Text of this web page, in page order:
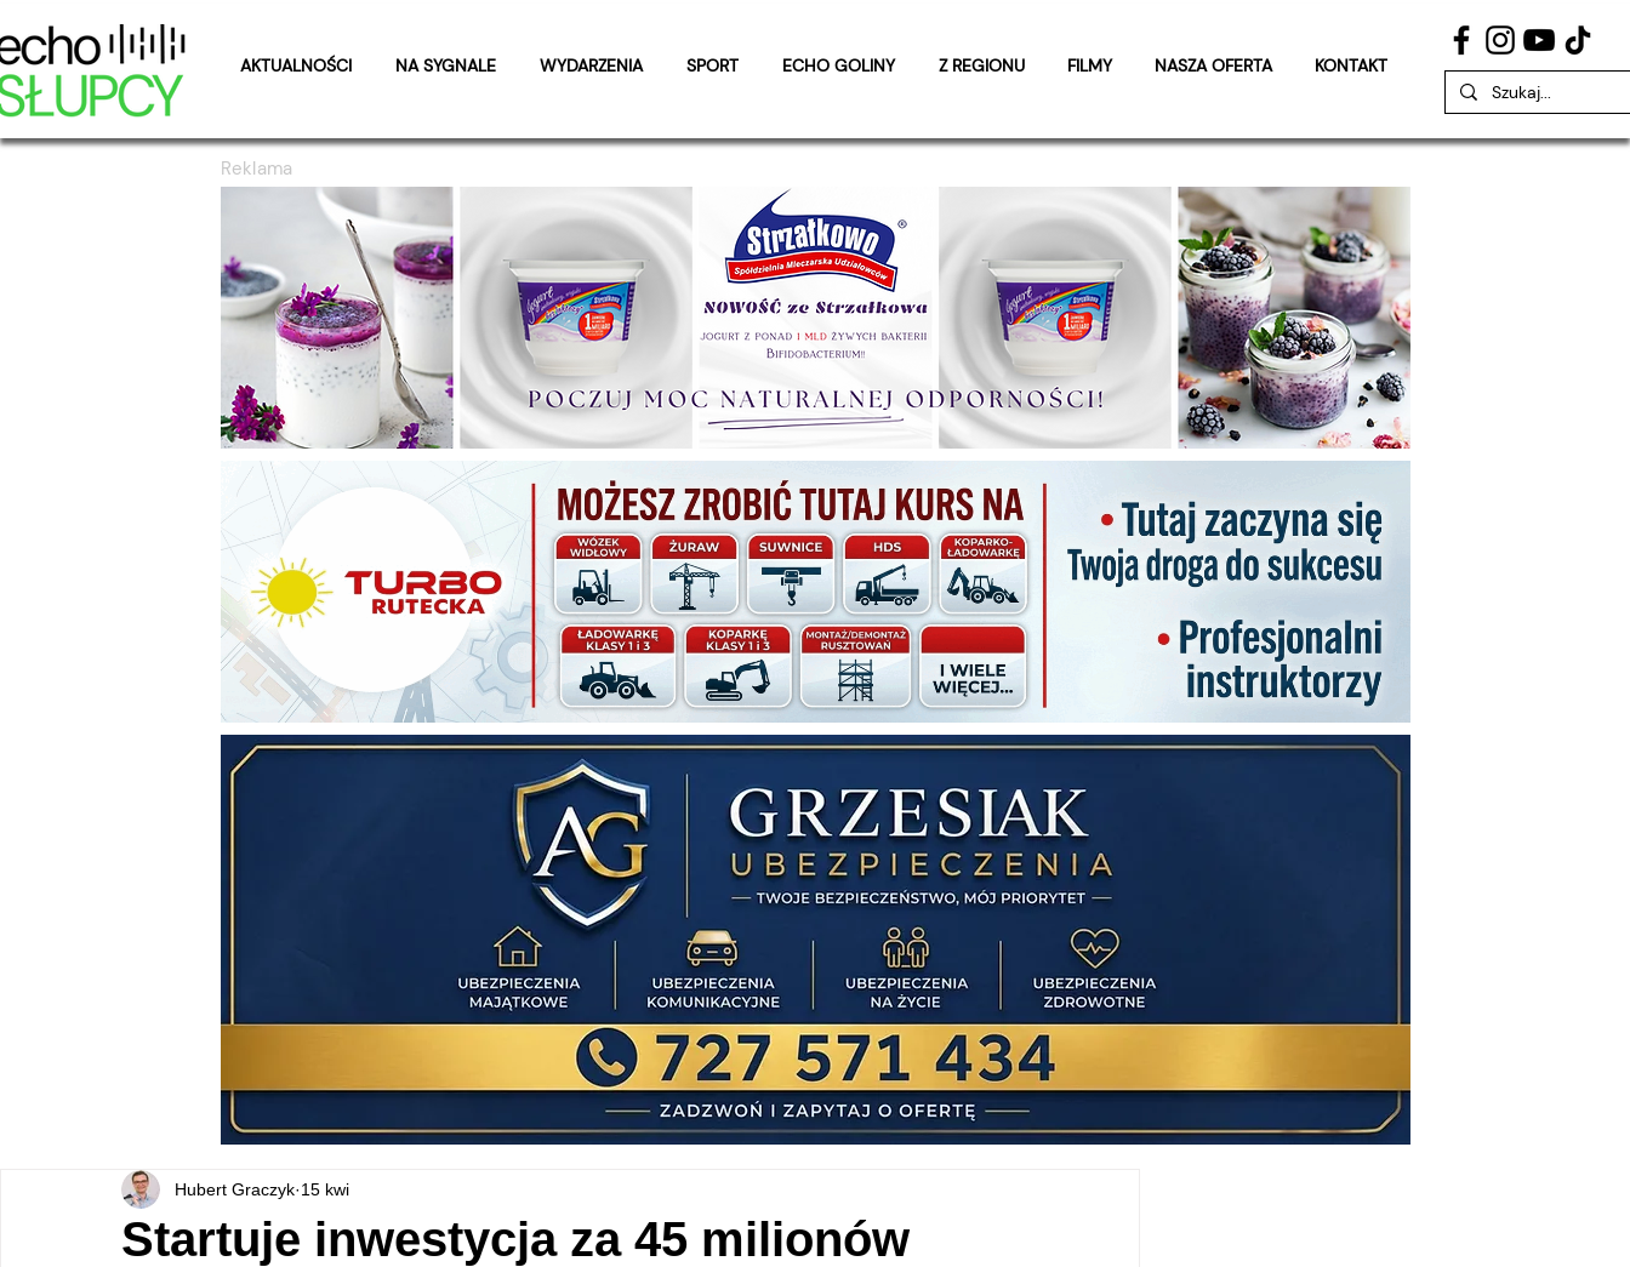
AKTUALNOŚCI NA SYGNALE WYDARZENIA SPORT ECHO GOLINY Z REGIONU FILMY NASZA OFERTA KONTAKT
Reklama
Startuje inwestycja za 45 milionów
Hubert Graczyk 15 kwi